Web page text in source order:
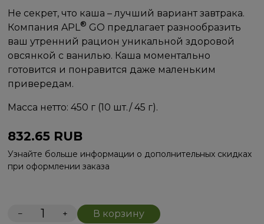
Не секрет, что каша – лучший вариант завтрака.
Компания APL® GO предлагает разнообразить
ваш утренний рацион уникальной здоровой
овсянкой с ванилью. Каша моментально
готовится и понравится даже маленьким
привередам.
Масса нетто: 450 г (10 шт./ 45 г).
832.65 RUB
Узнайте больше информации о дополнительных скидках
при оформлении заказа
− + В корзину